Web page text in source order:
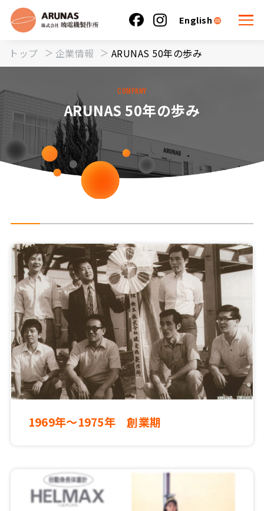
English
トップ 企業情報 ARUNAS 50年の歩み
COMPANY
ARUNAS 50年の歩み
1969年～1975年 創業期